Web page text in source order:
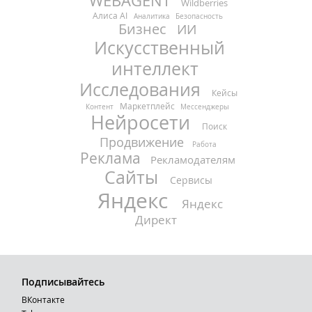
Wildberries
Алиса AI Аналитика Безопасность
Бизнес ИИ
Искусственный
интеллект
Исследования
Кейсы
Контент Маркетплейс Мессенджеры
Нейросети Поиск
Продвижение Работа
Реклама Рекламодателям
Сайты Сервисы
Яндекс
Яндекс
Директ
Подписывайтесь
ВКонтакте